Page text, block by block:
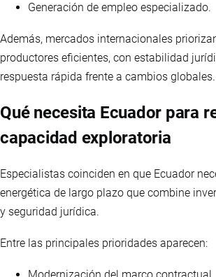
Generación de empleo especializado.
Además, mercados internacionales
productores eficientes, con estabilidad
respuesta rápida frente a cambios globales.
Qué necesita Ecuador para
capacidad exploratoria
Especialistas coinciden en que Ecuador
energética de largo plazo que combine
y seguridad jurídica.
Entre las principales prioridades aparecen: